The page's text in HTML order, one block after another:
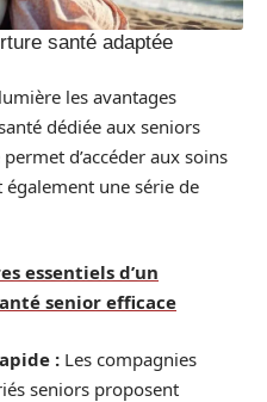
santé adaptée
les avantages
dédiée aux seniors
d’accéder aux soins
également une série de
essentiels d’un
senior efficace
: Les compagnies
seniors proposent